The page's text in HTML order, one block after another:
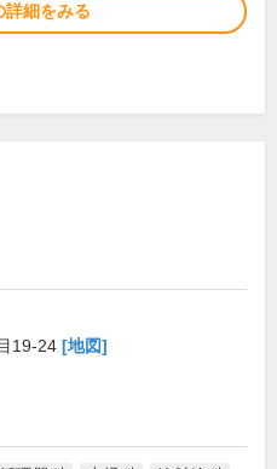
詳細をみる
19-24 [地図]